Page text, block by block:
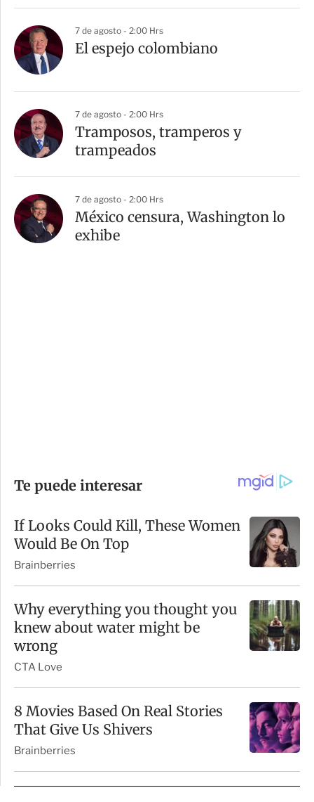
7 de agosto - 2:00 Hrs
El espejo colombiano
7 de agosto - 2:00 Hrs
Tramposos, tramperos y
trampeados
7 de agosto - 2:00 Hrs
México censura, Washington lo
exhibe